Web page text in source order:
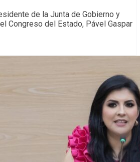
de la Junta de Gobierno y
Congreso del Estado, Pável Gaspar